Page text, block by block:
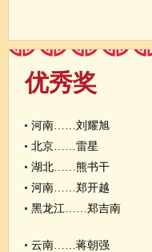
优秀奖
河南……刘耀旭
北京……雷星
湖北……熊书干
河南……郑开越
黑龙江……郑吉南
云南……蒋朝强